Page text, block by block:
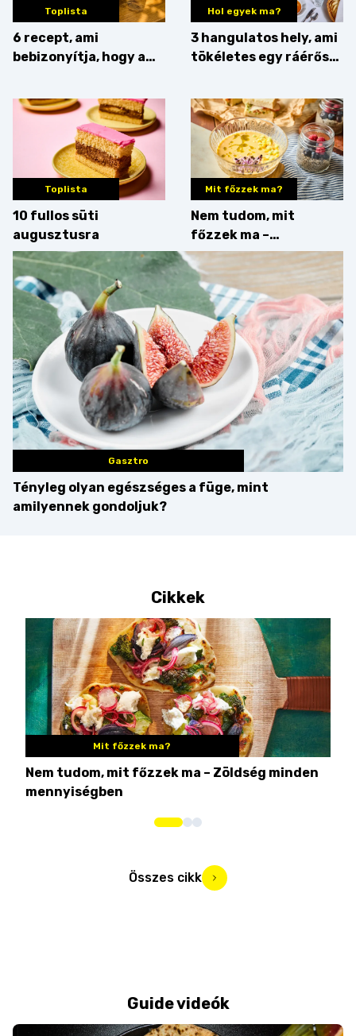
Toplista
6 recept, ami
bebizonyítja, hogy a
zseniális
Hol egyek ma?
3 hangulatos hely, ami
tökéletes egy ráérős
Toplista
10 fullos süti
augusztusra
Mit főzzek ma?
Nem tudom, mit
főzzek ma –
Villámgyors menü
Gasztro
Tényleg olyan egészséges a füge, mint
amilyennek gondoljuk?
Cikkek
Mit főzzek ma?
Nem tudom, mit főzzek ma – Zöldség minden
mennyiségben
Összes cikk
Guide videók